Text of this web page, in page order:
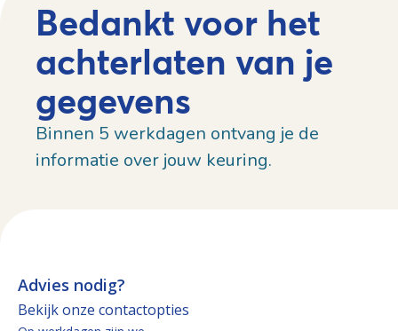
Bedankt voor het
achterlaten van je
gegevens
Binnen 5 werkdagen ontvang je de
informatie over jouw keuring.
Advies nodig?
Bekijk onze contactopties